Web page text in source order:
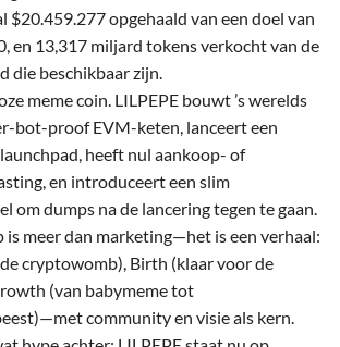
$20.459.277 opgehaald van een doel van
en 13,317 miljard tokens verkocht van de
die beschikbaar zijn.
meme coin. LILPEPE bouwt ’s werelds
bot-proof EVM-keten, lanceert een
heeft nul aankoop- of
en introduceert een slim
om dumps na de lancering tegen te gaan.
is meer dan marketing—het is een verhaal:
cryptowomb), Birth (klaar voor de
(van babymeme tot
community en visie als kern.